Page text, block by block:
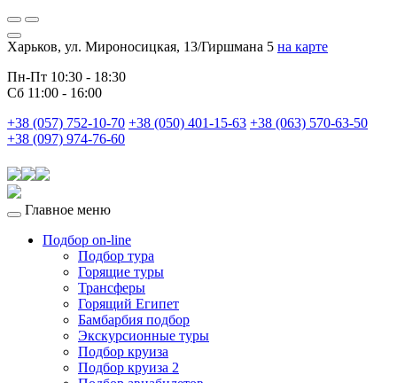
Харьков, ул. Мироносицкая, 13/Гиршмана 5 на карте
Пн-Пт 10:30 - 18:30
Сб 11:00 - 16:00
+38 (057) 752-10-70 +38 (050) 401-15-63 +38 (063) 570-63-50
+38 (097) 974-76-60
Главное меню
Подбор on-line
Подбор тура
Горящие туры
Трансферы
Горящий Египет
Бамбарбия подбор
Экскурсионные туры
Подбор круиза
Подбор круиза 2